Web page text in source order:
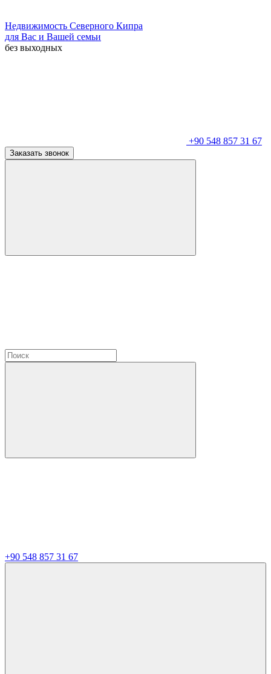
Недвижимость Северного Кипра
для Вас и Вашей семьи
без выходных
+90 548 857 31 67
Заказать звонок
+90 548 857 31 67